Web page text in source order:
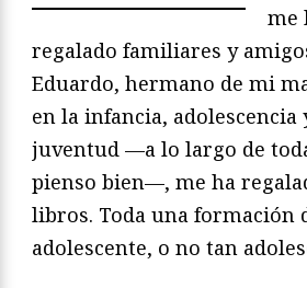
me
regalado familiares y
Eduardo, hermano de mi
en la infancia,
juventud —a lo largo de
pienso bien—, me ha
libros. Toda una formación
adolescente, o no tan